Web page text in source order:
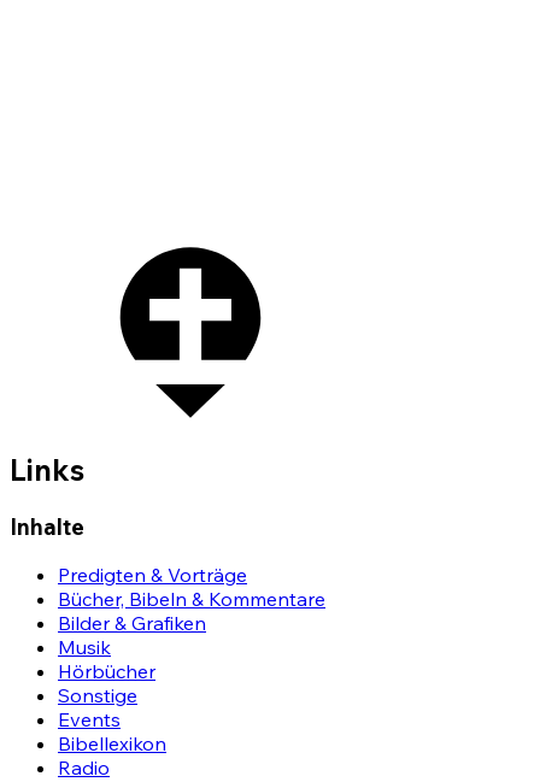
Links
Inhalte
Predigten & Vorträge
Bücher, Bibeln & Kommentare
Bilder & Grafiken
Musik
Hörbücher
Sonstige
Events
Bibellexikon
Radio